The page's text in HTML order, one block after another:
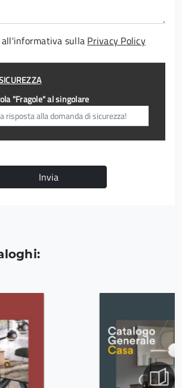
sulla Privacy Policy
"Fragole" al singolare
Invia